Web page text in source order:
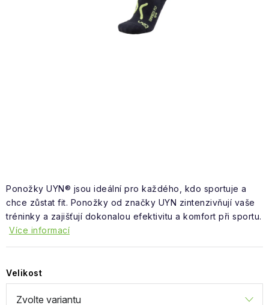
Ponožky UYN® jsou ideální pro každého, kdo sportuje a
chce zůstat fit. Ponožky od značky UYN zintenzivňují vaše
tréninky a zajišťují dokonalou efektivitu a komfort při sportu.
Více informací
Velikost